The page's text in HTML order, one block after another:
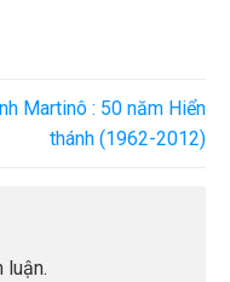
Martinô : 50 năm Hiển
thánh (1962-2012)
luận.